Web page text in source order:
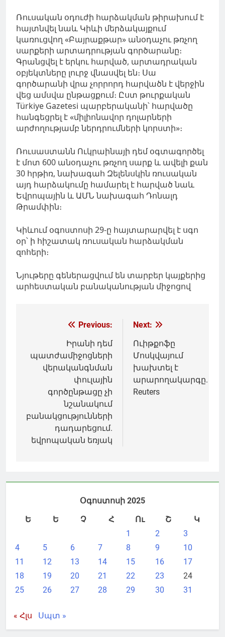
Ռուսական օդուժի հարձակման թիրախում է
հայտնվել նաև Կիևի մերձակայքում
կառուցվող «Բայրաքթար» անօդաչու թռչող
սարքերի արտադրության գործարանը։
Գրանցվել է երկու հարված, արտադրական
օբյեկտները լուրջ վնասվել են։ Սա
գործարանի վրա չորրորդ հարվածն է վերջին
վեց ամսվա ընթացքում։ Ըստ թուրքական
Türkiye Gazetesi պարբերականի՝ հարվածը
հանգեցրել է «միլիոնավոր դոլարների
արժողությամբ ներդրումների կորստի»։
Ռուսաստանն Ուկրաինայի դեմ օգտագործել
է մոտ 600 անօդաչու թռչող սարք և ավելի քան
30 հրթիռ, նախագահ Զելենսկին ռուսական
այդ հարձակումը համարել է հարված նաև
Եվրոպային և ԱՄՆ նախագահ Դոնալդ
Թրամփին։
Կիևում օգոստոսի 29-ը հայտարարվել է սգո
օր՝ ի հիշատակ ռուսական հարձակման
զոհերի։
Նյութերը գեներացվում են տարբեր կայքերից
արհեստական բանականության միջոցով
Գրառումների
նավարկումը
Previous:
Իրանի դեմ
պատժամիջոցների
վերականգնման
փուլային
գործընթացը չի
նշանակում
բանակցությունների
դադարեցում.
եվրոպական եռյակ
Next:
Ուիթքոֆը
Մոսկվայում
խախտել է
արարողակարգը.
Reuters
Օգոստոսի 2025
Ե
Ե Չ Հ Ու Շ
Կ
1
2
3
4
5 6 7 8 9
10
11
12 13 14 15 16
17
18
19 20 21 22 23
24
25
26 27 28 29 30 31
« Հլս Սպտ »